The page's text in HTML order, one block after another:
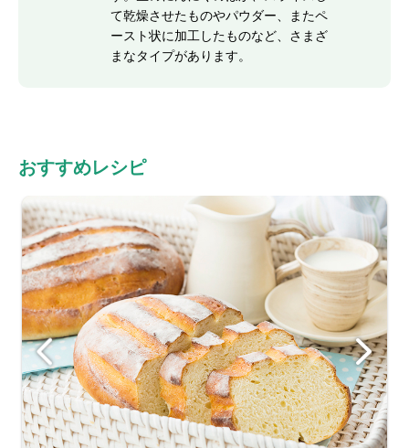
て乾燥させたものやパウダー、またペ
ースト状に加工したものなど、さまざ
まなタイプがあります。
おすすめレシピ